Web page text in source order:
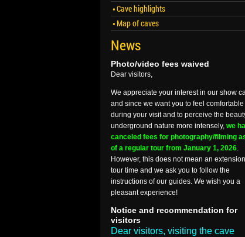
Cave highlights
Map of caves
News
Photo/video fees waived
Dear visitors,
We appreciate your interest in our show
and since we want you to feel comfortable
during your visit and to perceive the
underground nature more intensely, we
canceled fees for photography/filming
of a regular tour from January 1, 2026.
However, this does not mean an
tour time and we ask you to follow the
instructions of our guides. We wish you a
pleasant experience!
Notice and recommendation for
visitors
Dear visitors, visiting the cave